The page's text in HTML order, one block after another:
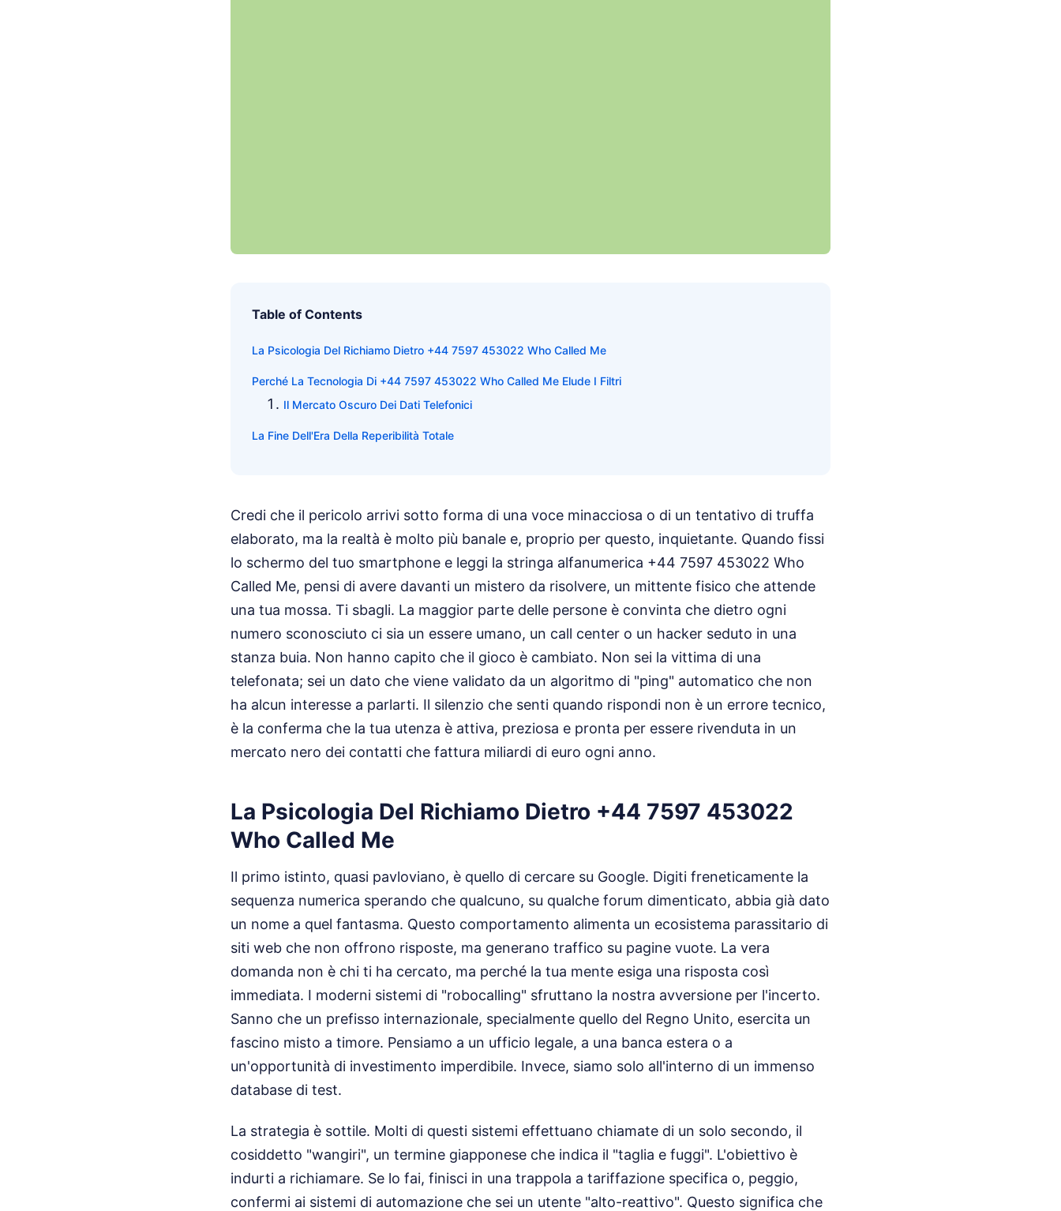
Table of Contents
La Psicologia Del Richiamo Dietro +44 7597 453022 Who Called Me
Perché La Tecnologia Di +44 7597 453022 Who Called Me Elude I Filtri
Il Mercato Oscuro Dei Dati Telefonici
La Fine Dell'Era Della Reperibilità Totale
Credi che il pericolo arrivi sotto forma di una voce minacciosa o di un tentativo di truffa
elaborato, ma la realtà è molto più banale e, proprio per questo, inquietante. Quando fissi
lo schermo del tuo smartphone e leggi la stringa alfanumerica +44 7597 453022 Who
Called Me, pensi di avere davanti un mistero da risolvere, un mittente fisico che attende
una tua mossa. Ti sbagli. La maggior parte delle persone è convinta che dietro ogni
numero sconosciuto ci sia un essere umano, un call center o un hacker seduto in una
stanza buia. Non hanno capito che il gioco è cambiato. Non sei la vittima di una
telefonata; sei un dato che viene validato da un algoritmo di "ping" automatico che non
ha alcun interesse a parlarti. Il silenzio che senti quando rispondi non è un errore tecnico,
è la conferma che la tua utenza è attiva, preziosa e pronta per essere rivenduta in un
mercato nero dei contatti che fattura miliardi di euro ogni anno.
La Psicologia Del Richiamo Dietro +44 7597 453022
Who Called Me
Il primo istinto, quasi pavloviano, è quello di cercare su Google. Digiti freneticamente la
sequenza numerica sperando che qualcuno, su qualche forum dimenticato, abbia già dato
un nome a quel fantasma. Questo comportamento alimenta un ecosistema parassitario di
siti web che non offrono risposte, ma generano traffico su pagine vuote. La vera
domanda non è chi ti ha cercato, ma perché la tua mente esiga una risposta così
immediata. I moderni sistemi di "robocalling" sfruttano la nostra avversione per l'incerto.
Sanno che un prefisso internazionale, specialmente quello del Regno Unito, esercita un
fascino misto a timore. Pensiamo a un ufficio legale, a una banca estera o a
un'opportunità di investimento imperdibile. Invece, siamo solo all'interno di un immenso
database di test.
La strategia è sottile. Molti di questi sistemi effettuano chiamate di un solo secondo, il
cosiddetto "wangiri", un termine giapponese che indica il "taglia e fuggi". L'obiettivo è
indurti a richiamare. Se lo fai, finisci in una trappola a tariffazione specifica o, peggio,
confermi ai sistemi di automazione che sei un utente "alto-reattivo". Questo significa che